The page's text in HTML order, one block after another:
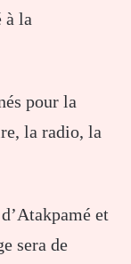
à la
pour la
la radio, la
et
sera de